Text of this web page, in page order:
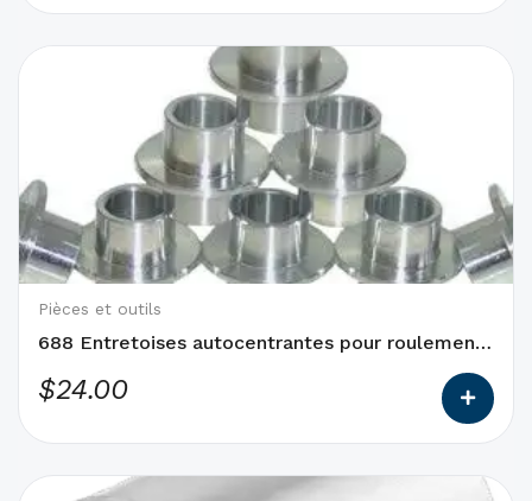
Pièces et outils
688 Entretoises autocentrantes pour roulements
en ligne
$24.00
options
qui
peuvent
être
choisies
sur
page